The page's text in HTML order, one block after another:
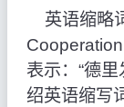
英语缩略
表示：“德
绍英语缩写